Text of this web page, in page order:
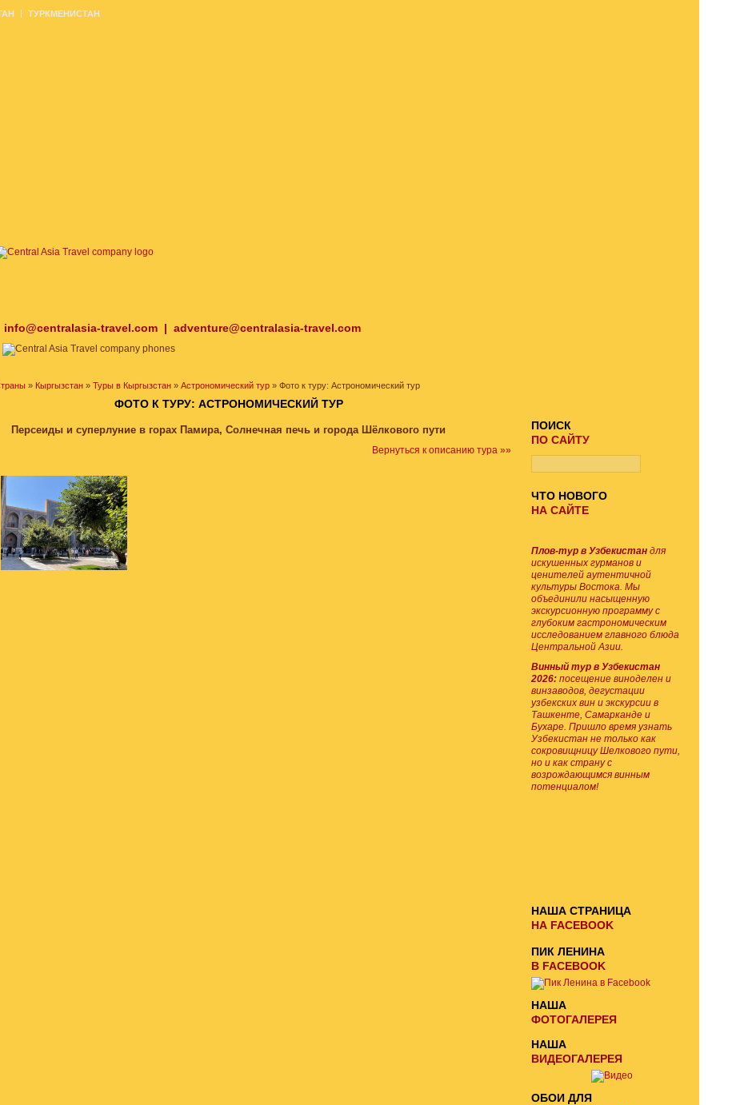
info@centralasia-travel.com | adventure@centralasia-travel.com
ТУРКМЕНИСТАН
» Кыргызстан » Туры в Кыргызстан » Астрономический тур » Фото к туру: Астрономический тур
ФОТО К ТУРУ: АСТРОНОМИЧЕСКИЙ ТУР
Персеиды и суперлуние в горах Памира, Солнечная печь и города Шёлкового пути
Вернуться к описанию тура »»
ПОИСК
ПО САЙТУ
ЧТО НОВОГО
НА САЙТЕ
Плов-тур в Узбекистан для
искушенных гурманов и
ценителей аутентичной
культуры Востока. Мы
объединили насыщенную
экскурсионную программу с
глубоким гастрономическим
исследованием главного блюда
Центральной Азии.
Винный тур в Узбекистан
2026: посещение виноделен и
винзаводов, дегустации
узбекских вин и экскурсии в
Ташкенте, Самарканде и
Бухаре. Пришло время узнать
Узбекистан не только как
сокровищницу Шелкового пути,
но и как страну с
возрождающимся винным
потенциалом!
НАША СТРАНИЦА
НА FACEBOOK
ПИК ЛЕНИНА
В FACEBOOK
НАША
ФОТОГАЛЕРЕЯ
НАША
ВИДЕОГАЛЕРЕЯ
ОБОИ ДЛЯ